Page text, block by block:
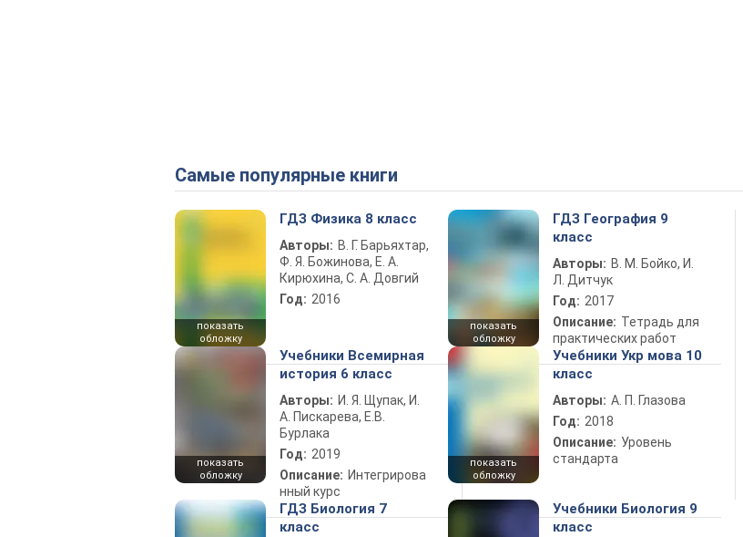
Самые популярные книги
показать
обложку
ГДЗ Физика 8 класс
Авторы: В. Г. Барьяхтар,
Ф. Я. Божинова, Е. А.
Кирюхина, С. А. Довгий
Год: 2016
показать
обложку
ГДЗ География 9
класс
Авторы: В. М. Бойко, И.
Л. Дитчук
Год: 2017
Описание: Тетрадь для
практических работ
показать
обложку
Учебники Всемирная
история 6 класс
Авторы: И. Я. Щупак, И.
А. Пискарева, Е.В.
Бурлака
Год: 2019
Описание: Интегрирова
нный курс
показать
обложку
Учебники Укр мова 10
класс
Авторы: А. П. Глазова
Год: 2018
Описание: Уровень
стандарта
ГДЗ Биология 7
класс
Учебники Биология 9
класс